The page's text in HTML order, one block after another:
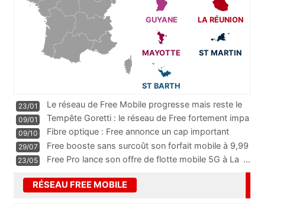
GUYANE LA RÉUNION
MAYOTTE ST MARTIN
ST BARTH
23/01
Le réseau de Free Mobile progresse mais reste le
m
...
09/01
Tempête Goretti : le réseau de Free fortement impa
09/10
Fibre optique : Free annonce un cap important
pass
...
29/07
Free booste sans surcoût son forfait mobile à 9,99
23/05 Free Pro lance son offre de flotte mobile 5G à La ...
RÉSEAU FREE MOBILE